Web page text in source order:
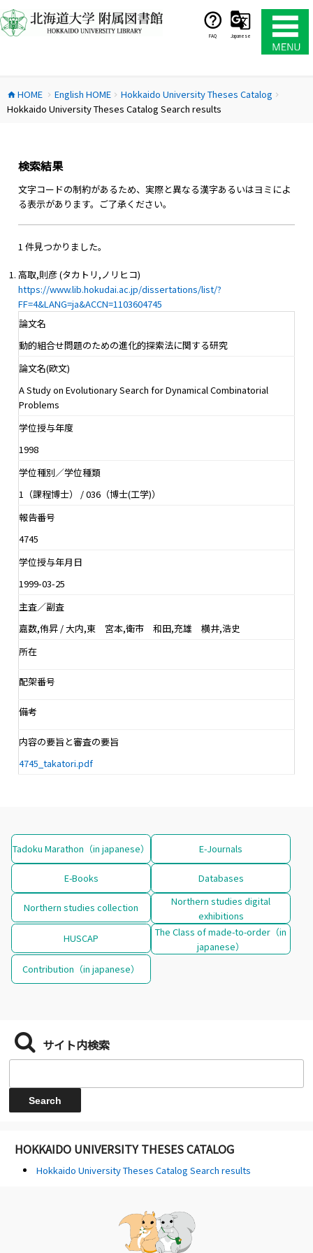
ン
テ
ス
キ
FAQ Japanese
home HOME chevron_right English HOMEchevron_right Hokkaido University Theses Catalog chevron_right
Hokkaido University Theses Catalog Search results
検索結果
文字コードの制約があるため、実際と異なる漢字あるいはヨミによ
る表示があります。ご了承ください。
1 件見つかりました。
高取,則彦 (タカトリ,ノリヒコ)
https://www.lib.hokudai.ac.jp/dissertations/list/?
FF=4&LANG=ja&ACCN=1103604745
論文名
動的組合せ問題のための進化的探索法に関する研究
論文名(欧文)
A Study on Evolutionary Search for Dynamical Combinatorial
Problems
学位授与年度
1998
学位種別／学位種類
1（課程博士） / 036（博士(工学)）
報告番号
4745
学位授与年月日
1999-03-25
主査／副査
嘉数,侑昇 / 大内,東 宮本,衛市 和田,充雄 横井,浩史
所在
配架番号
備考
内容の要旨と審査の要旨
4745_takatori.pdf
Tadoku Marathon（in japanese） E-Journals
E-Books Databases
Northern studies collection
Northern studies digital
exhibitions
HUSCAP
The Class of made-to-order（in
japanese）
Contribution（in japanese）
サイト内検索
HOKKAIDO UNIVERSITY THESES CATALOG
Hokkaido University Theses Catalog Search results